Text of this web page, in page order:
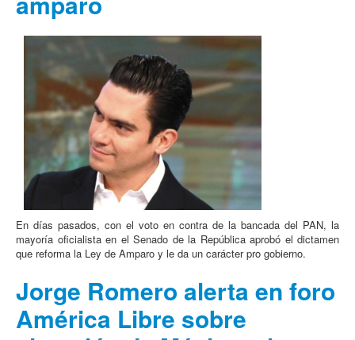
En días pasados, con el voto en contra de la bancada del PAN, la
mayoría oficialista en el Senado de la República aprobó el dictamen
que reforma la Ley de Amparo y le da un carácter pro gobierno.
Jorge Romero alerta en foro
América Libre sobre